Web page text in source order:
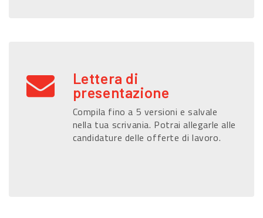
Lettera di
presentazione
Compila fino a 5 versioni e salvale
nella tua scrivania. Potrai allegarle alle
candidature delle offerte di lavoro.